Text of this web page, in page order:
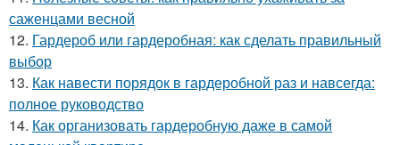
саженцами весной
12. Гардероб или гардеробная: как сделать правильный
выбор
13. Как навести порядок в гардеробной раз и навсегда:
полное руководство
14. Как организовать гардеробную даже в самой